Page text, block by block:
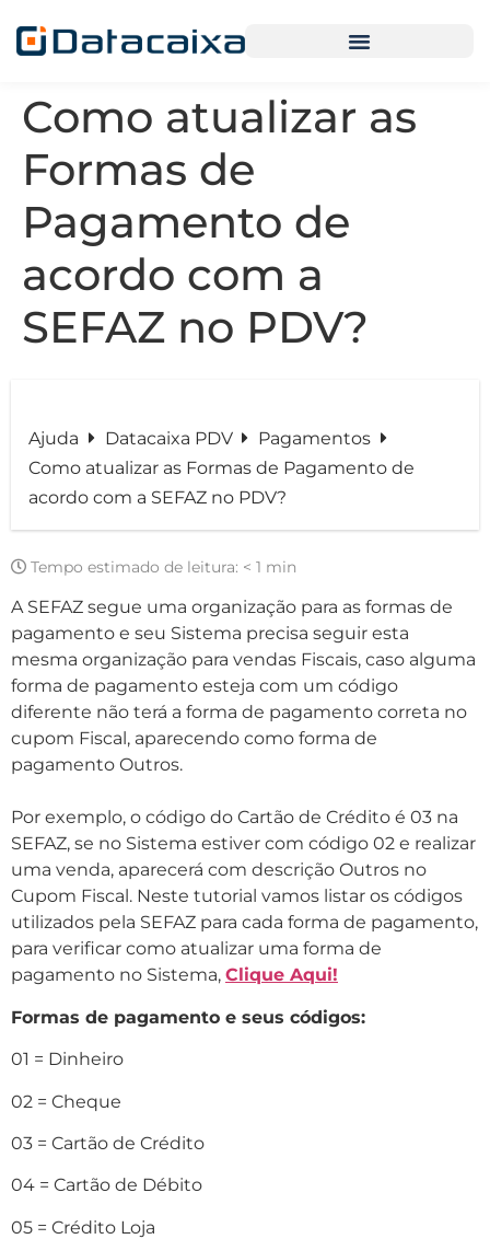
Como atualizar as
Formas de
Pagamento de
acordo com a
SEFAZ no PDV?
Ajuda Datacaixa PDV
Pagamentos
Como atualizar as Formas de Pagamento de
acordo com a SEFAZ no PDV?
Tempo estimado de leitura: < 1 min
A SEFAZ segue uma organização para as formas de
pagamento e seu Sistema precisa seguir esta
mesma organização para vendas Fiscais, caso alguma
forma de pagamento esteja com um código
diferente não terá a forma de pagamento correta no
cupom Fiscal, aparecendo como forma de
pagamento Outros.
Por exemplo, o código do Cartão de Crédito é 03 na
SEFAZ, se no Sistema estiver com código 02 e realizar
uma venda, aparecerá com descrição Outros no
Cupom Fiscal. Neste tutorial vamos listar os códigos
utilizados pela SEFAZ para cada forma de pagamento,
para verificar como atualizar uma forma de
pagamento no Sistema, Clique Aqui!
Formas de pagamento e seus códigos:
01 = Dinheiro
02 = Cheque
03 = Cartão de Crédito
04 = Cartão de Débito
05 = Crédito Loja